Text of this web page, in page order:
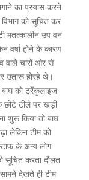
का प्रयास करने
को सूचित कर
मतत्कालीन उप वन
वर्षा होने के कारण
वाले चारों ओर से
उतारू होरहे थे।
बाघ को ट्रेंकुलाइज
टीले पर खड़ी
शुरू किया तो बाघ
लेकिन टीम को
के अन्य लोग
सूचित करता दौलत
देखते ही टीम